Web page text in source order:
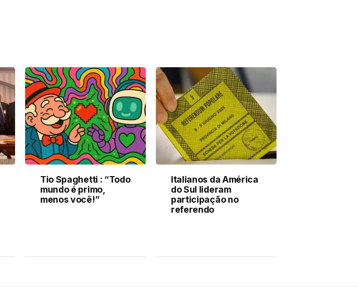
Tio Spaghetti : “Todo
mundo é primo,
menos você!”
Italianos da América
do Sul lideram
participação no
referendo